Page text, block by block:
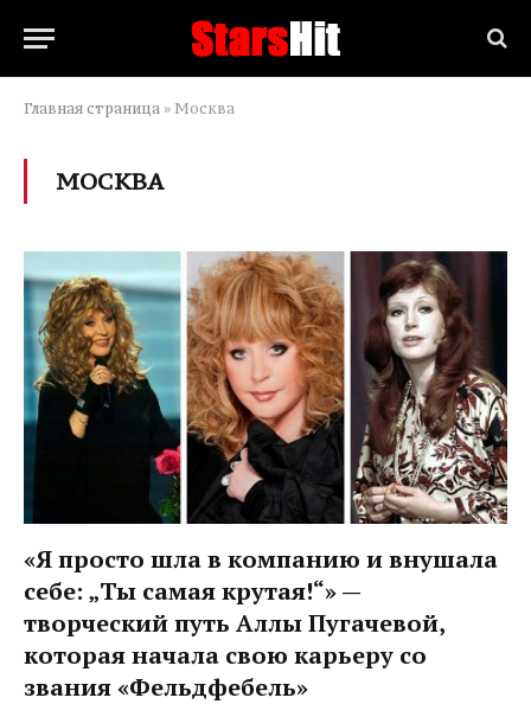
Главная страница » Москва
МОСКВА
«Я просто шла в компанию и внушала
себе: „Ты самая крутая!“» —
творческий путь Аллы Пугачевой,
которая начала свою карьеру со
звания «Фельдфебель»